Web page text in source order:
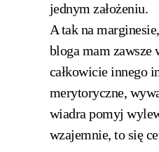
jednym założeniu.
A tak na
bloga mam zawsze
całkowicie innego
merytoryczne,
wiadra pomyj
wzajemnie, to się